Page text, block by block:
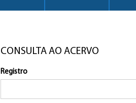
CONSULTA AO ACERVO
Registro